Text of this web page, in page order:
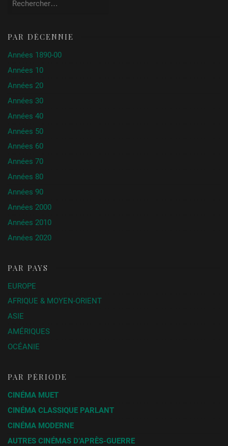
PAR DÉCENNIE
Années 1890-00
Années 10
Années 20
Années 30
Années 40
Années 50
Années 60
Années 70
Années 80
Années 90
Années 2000
Années 2010
Années 2020
PAR PAYS
EUROPE
AFRIQUE & MOYEN-ORIENT
ASIE
AMÉRIQUES
OCÉANIE
PAR PÉRIODE
CINÉMA MUET
CINÉMA CLASSIQUE PARLANT
CINÉMA MODERNE
AUTRES CINÉMAS D’APRÈS-GUERRE